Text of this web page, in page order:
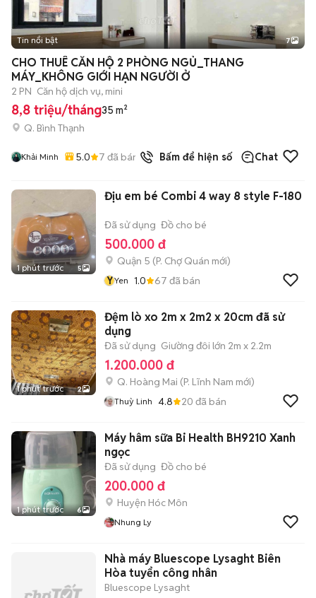
+2
Tin nổi bật 7
CHO THUÊ CĂN HỘ 2 PHÒNG NGỦ_THANG
MÁY_KHÔNG GIỚI HẠN NGƯỜI Ở
2 PN Căn hộ dịch vụ, mini
8,8 triệu/tháng35 m²
Q. Bình Thạnh
Khải Minh 5.0 7 đã bán Bấm để hiện số Chat
1 phút trước 5
Địu em bé Combi 4 way 8 style F-180
Đã sử dụng Đồ cho bé
500.000 đ
Quận 5 (P. Chợ Quán mới)
YYen 1.0 67 đã bán
1 phút trước 2
Đệm lò xo 2m x 2m2 x 20cm đã sử
dụng
Đã sử dụng Giường đôi lớn 2m x 2.2m
1.200.000 đ
Q. Hoàng Mai (P. Lĩnh Nam mới)
Thuỳ Linh 4.8 20 đã bán
1 phút trước 6
Máy hâm sữa Bi Health BH9210 Xanh
ngọc
Đã sử dụng Đồ cho bé
200.000 đ
Huyện Hóc Môn
Nhung Ly
Nhà máy Bluescope Lysaght Biên
Hòa tuyển công nhân
Bluescope Lysaght